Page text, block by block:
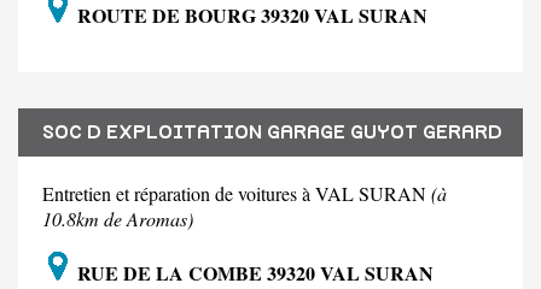
ROUTE DE BOURG 39320 VAL SURAN
SOC D EXPLOITATION GARAGE GUYOT GERARD
Entretien et réparation de voitures à VAL SURAN(à
10.8km de Aromas)
RUE DE LA COMBE 39320 VAL SURAN